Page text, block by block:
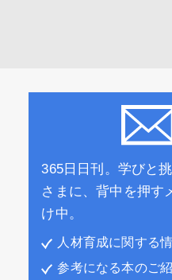
365日日刊。学びと
さまに、背中を押す
け中。
人材育成に関する
参考になる本のご